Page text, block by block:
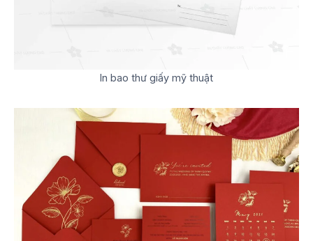
In bao thư giấy mỹ thuật